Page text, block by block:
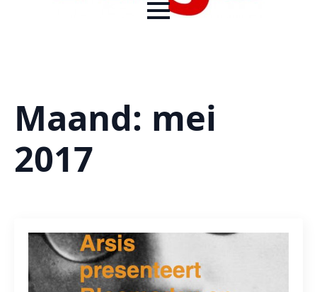
Maand: mei
2017